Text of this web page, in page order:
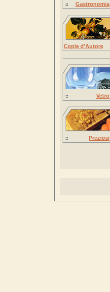
Gastronomia
Copie d'Autore
Vetro
Preziosi